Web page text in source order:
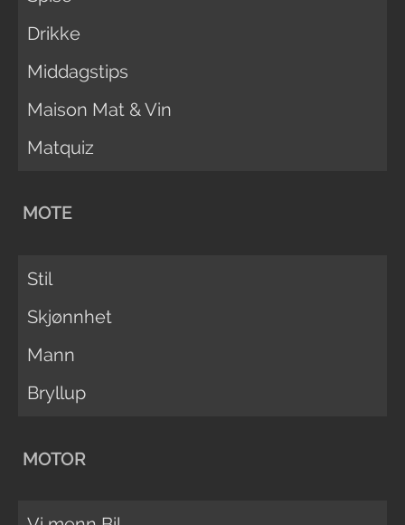
Drikke
Middagstips
Maison Mat & Vin
Matquiz
MOTE
Stil
Skjønnhet
Mann
Bryllup
MOTOR